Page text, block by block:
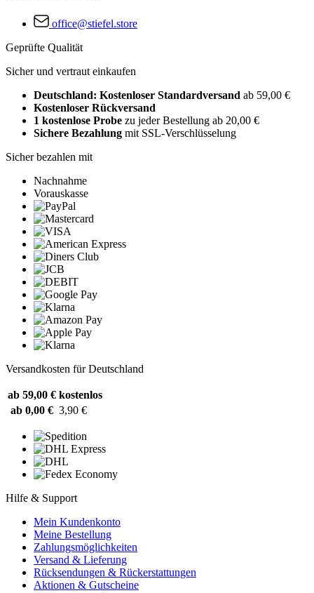
office@stiefel.store
Geprüfte Qualität
Sicher und vertraut einkaufen
Deutschland: Kostenloser Standardversand ab 59,00 €
Kostenloser Rückversand
1 kostenlose Probe zu jeder Bestellung ab 20,00 €
Sichere Bezahlung mit SSL-Verschlüsselung
Sicher bezahlen mit
Nachnahme
Vorauskasse
Versandkosten für Deutschland
ab 59,00 € kostenlos
ab 0,00 € 3,90 €
Hilfe & Support
Mein Kundenkonto
Meine Bestellung
Zahlungsmöglichkeiten
Versand & Lieferung
Rücksendungen & Rückerstattungen
Aktionen & Gutscheine